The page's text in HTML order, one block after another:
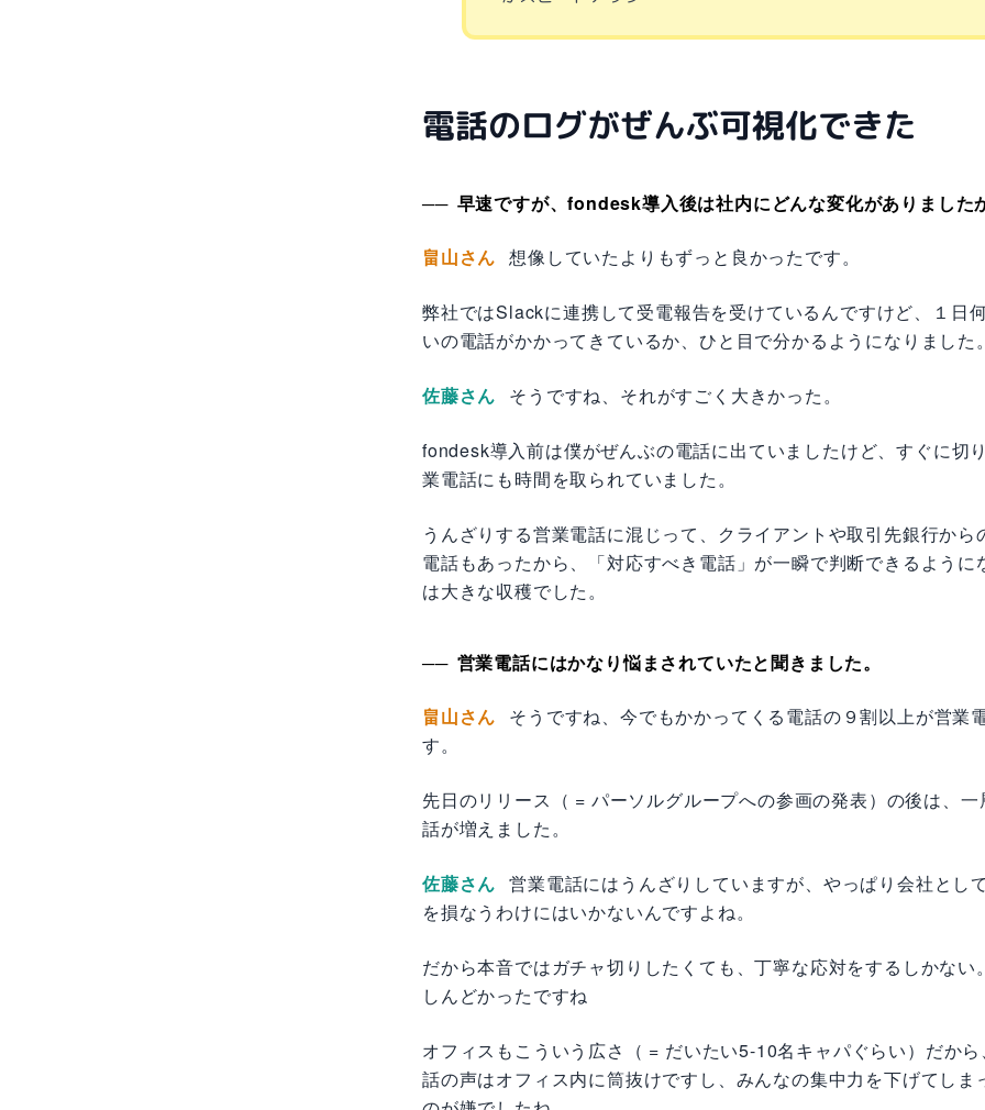
電話のログがぜんぶ可視化できた
早速ですが、fondesk導入後は社内にどんな変化がありました
畠山さん 想像していたよりもずっと良かったです。
弊社ではSlackに連携して受電報告を受けているんですけど、１日
いの電話がかかってきているか、ひと目で分かるようになりました
佐藤さん そうですね、それがすごく大きかった。
fondesk導入前は僕がぜんぶの電話に出ていましたけど、すぐに切
業電話にも時間を取られていました。
うんざりする営業電話に混じって、クライアントや取引先銀行から
電話もあったから、「対応すべき電話」が一瞬で判断できるように
は大きな収穫でした。
営業電話にはかなり悩まされていたと聞きました。
畠山さん
そうですね、今でもかかってくる電話の９割以上が営業
す。
先日のリリース（ = パーソルグループへの参画の発表）の後は、一
話が増えました。
佐藤さん 営業電話にはうんざりしていますが、やっぱり会社とし
を損なうわけにはいかないんですよね。
だから本音ではガチャ切りしたくても、丁寧な応対をするしかない
しんどかったですね
オフィスもこういう広さ（ = だいたい5-10名キャパぐらい）だか
話の声はオフィス内に筒抜けですし、みんなの集中力を下げてしま